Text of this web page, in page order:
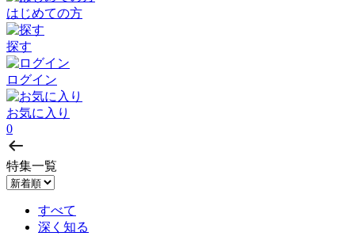
はじめての方
探す
ログイン
お気に入り
0
特集一覧
すべて
深く知る